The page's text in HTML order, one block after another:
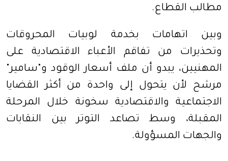
مطالب القطاع.
وبين اتهامات بخدمة لوبيات المحروقات
وتحذيرات من تفاقم الأعباء الاقتصادية على
المهنيين، يبدو أن ملف أسعار الوقود و"سامير"
مرشح لأن يتحول إلى واحدة من أكثر القضايا
الاجتماعية والاقتصادية سخونة خلال المرحلة
المقبلة، وسط تصاعد التوتر بين النقابات
والجهات المسؤولة.